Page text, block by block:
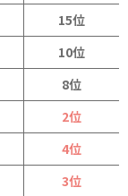
15位
10位
8位
2位
4位
3位